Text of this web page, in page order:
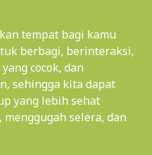
tempat bagi kamu
berbagi, berinteraksi,
cocok, dan
sehingga kita dapat
yang lebih sehat
selera, dan